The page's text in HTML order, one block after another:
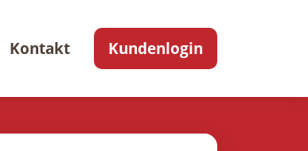
Kontakt Kundenlogin